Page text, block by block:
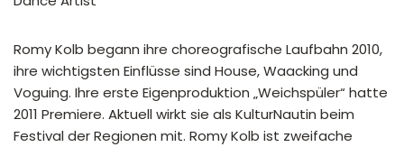
Romy Kolb begann ihre choreografische Laufbahn 2010,
ihre wichtigsten Einflüsse sind House, Waacking und
Voguing. Ihre erste Eigenproduktion „Weichspüler“ hatte
2011 Premiere. Aktuell wirkt sie als KulturNautin beim
Festival der Regionen mit. Romy Kolb ist zweifache